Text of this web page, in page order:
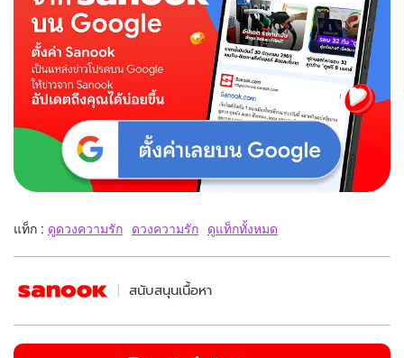
แท็ก : ดูดวงความรัก ดวงความรัก ดูแท็กทั้งหมด
สนับสนุนเนื้อหา